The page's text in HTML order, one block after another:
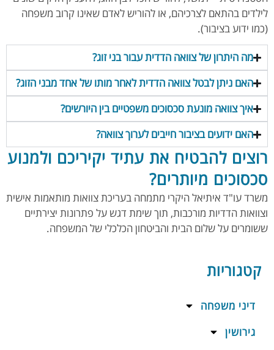
קטגוריות
דיני משפחה
גירושין
לילדים בהתאם לצרכיהם, או להוריש לאדם שאינו קרוב משפחה
(כמו ידוע בציבור).
מה היתרון של צוואה הדדית עבור בני זוג?
האם ניתן לבטל צוואה הדדית לאחר מותו של אחד מבני הזוג?
איך צוואה מונעת סכסוכים משפטיים בין היורשים?
האם ידועים בציבור חייבים לערוך צוואה?
רוצים להבטיח את עתיד יקיריכם ולמנוע
סכסוכים מיותרים?
משרד עו"ד איתיאל היקרי מתמחה בעריכת צוואות מותאמות אישית
וצוואות הדדיות מורכבות, תוך שימת דגש על פתרונות יצירתיים
ששומרים על שלום הבית והביטחון הכלכלי של המשפחה.